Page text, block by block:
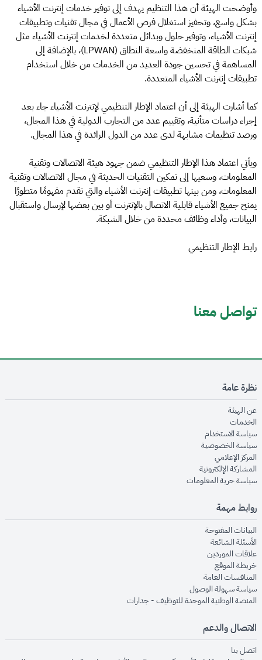
وأوضحت الهيئة أن هذا التنظيم يهدف إلى توفير خدمات إنترنت الأشياء
بشكل واسع، وتحفيز استغلال فرص الأعمال في مجال تقنيات وتطبيقات
إنترنت الأشياء، وتوفير حلول وبدائل متعددة لخدمات إنترنت الأشياء مثل
شبكات الطاقة المنخفضة واسعة النطاق (LPWAN)، بالإضافة إلى
المساهمة في تحسين جودة العديد من الخدمات من خلال استخدام
تطبيقات إنترنت الأشياء المتعددة.
كما أشارت الهيئة إلى أن اعتماد الإطار التنظيمي لإنترنت الأشياء جاء بعد
إجراء دراسات متأنية، وتقييم عدد من التجارب الدولية في هذا المجال،
ورصد تنظيمات مشابهة لدى عدد من الدول الرائدة في هذا المجال.
ويأتي اعتماد هذا الإطار التنظيمي ضمن جهود هيئة الاتصالات وتقنية
المعلومات، وسعيها إلى تمكين التقنيات الحديثة في مجال الاتصالات وتقنية
المعلومات، ومن بينها تطبيقات إنترنت الأشياء والتي تقدم مفهومًا متطورًا
يمنح جميع الأشياء قابلية الاتصال بالإنترنت أو بين بعضها لإرسال واستقبال
البيانات، وأداء وظائف محددة من خلال الشبكة.
رابط الإطار التنظيمي
تواصل معنا
نظرة عامة
عن الهيئةopens in new window
الخدماتopens in new window
سياسة الاستخدام
سياسة الخصوصيةopens in new window
المركز الإعلاميopens in new window
المشاركة الإلكترونيةopens in new window
سياسة حرية المعلوماتopens in new window
روابط مهمة
البيانات المفتوحةopens in new window
الأسئلة الشائعةopens in new window
علاقات الموردينopens in new window
خريطة الموقعopens in new window
المنافسات العامةopens in new window
سياسة سهولة الوصولopens in new window
المنصة الوطنية الموحدة للتوظيف - جداراتopens in new window
الاتصال والدعم
اتصل بنا